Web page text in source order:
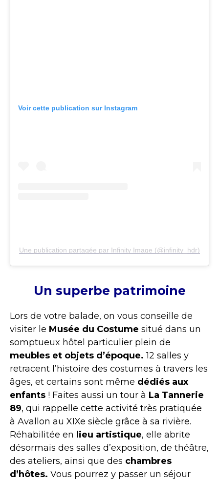
Voir cette publication sur Instagram
Une publication partagée par Infinity Image (@infinity_hdr)
Un superbe patrimoine
Lors de votre balade, on vous conseille de
visiter le Musée du Costume situé dans un
somptueux hôtel particulier plein de
meubles et objets d’époque.12 salles y
retracent l’histoire des costumes à travers les
âges, et certains sont même dédiés aux
enfants ! Faites aussi un tour à La Tannerie
89, qui rappelle cette activité très pratiquée
à Avallon au XIXe siècle grâce à sa rivière.
Réhabilitée en lieu artistique, elle abrite
désormais des salles d’exposition, de théâtre,
des ateliers, ainsi que des chambres
d’hôtes. Vous pourrez y passer un séjour